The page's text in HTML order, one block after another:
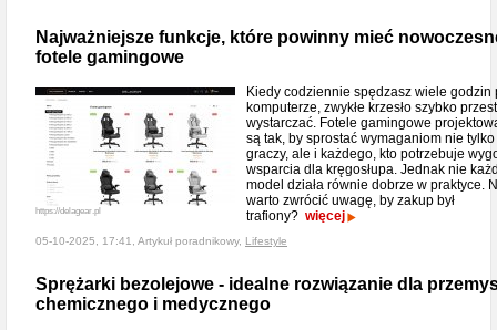
Najważniejsze funkcje, które powinny mieć
fotele gamingowe
https://delagear.pl
Kiedy codziennie spędzasz wiele godzin
komputerze, zwykłe krzesło szybko
wystarczać. Fotele gamingowe
są tak, by sprostać wymaganiom nie tylko
graczy, ale i każdego, kto potrzebuje
wsparcia dla kręgosłupa. Jednak nie
model działa równie dobrze w praktyce.
warto zwrócić uwagę, by zakup był
trafiony? więcej
05-10-2025, 17:41, Artykuł poradnikowy, Lifestyle
Sprężarki bezolejowe - idealne rozwiązanie dla
chemicznego i medycznego